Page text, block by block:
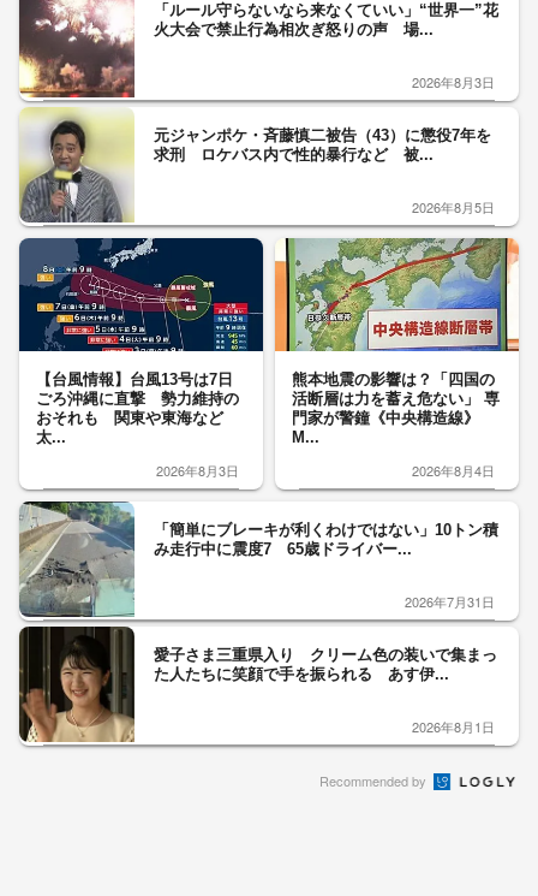
「ルール守らないなら来なくていい」“世界一”花
火大会で禁止行為相次ぎ怒りの声 場...
2026年8月3日
元ジャンポケ・斉藤慎二被告（43）に懲役7年を
求刑 ロケバス内で性的暴行など 被...
2026年8月5日
【台風情報】台風13号は7日
ごろ沖縄に直撃 勢力維持の
おそれも 関東や東海など
太...
2026年8月3日
熊本地震の影響は？「四国の
活断層は力を蓄え危ない」 専
門家が警鐘《中央構造線》
M...
2026年8月4日
「簡単にブレーキが利くわけではない」10トン積
み走行中に震度7 65歳ドライバー...
2026年7月31日
愛子さま三重県入り クリーム色の装いで集まっ
た人たちに笑顔で手を振られる あす伊...
2026年8月1日
Recommended by